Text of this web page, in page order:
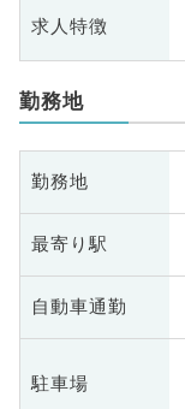
求人特徴
勤務地
勤務地
最寄り駅
自動車通勤
駐車場